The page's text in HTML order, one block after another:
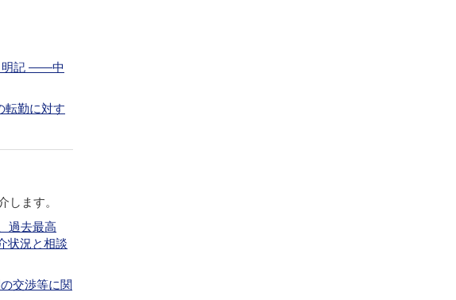
明記 ――中
転勤に対す
します。
過去最高
状況と相談
交渉等に関